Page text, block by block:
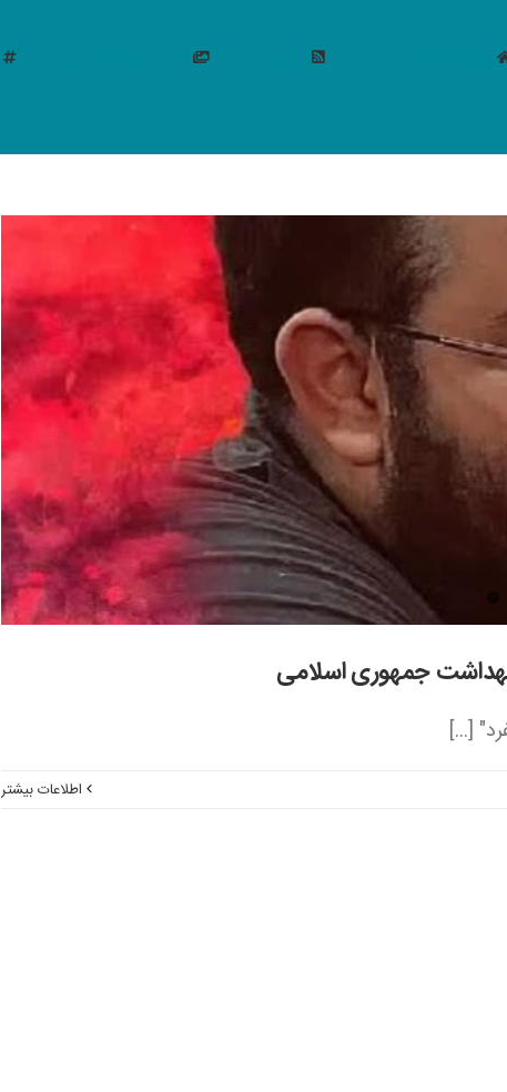
جمهوری اسلامی
[...]
اطلاعات بیشتر